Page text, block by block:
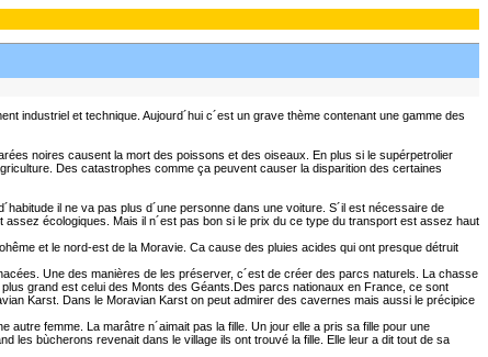
industriel et technique. Aujourd´hui c´est un grave thème contenant une gamme des
noires causent la mort des poissons et des oiseaux. En plus si le supérpetrolier
Des catastrophes comme ça peuvent causer la disparition des certaines
il ne va pas plus d´une personne dans une voiture. S´il est nécessaire de
écologiques. Mais il n´est pas bon si le prix du ce type du transport est assez haut
et le nord-est de la Moravie. Ca cause des pluies acides qui ont presque détruit
Une des manières de les préserver, c´est de créer des parcs naturels. La chasse
grand est celui des Monts des Géants.Des parcs nationaux en France, ce sont
Karst. Dans le Moravian Karst on peut admirer des cavernes mais aussi le précipice
femme. La marâtre n´aimait pas la fille. Un jour elle a pris sa fille pour une
les bùcherons revenait dans le village ils ont trouvé la fille. Elle leur a dit tout de sa